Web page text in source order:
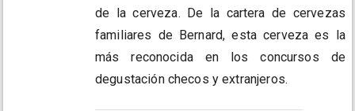
de la cerveza. De la cartera de cervezas
familiares de Bernard, esta cerveza es la
más reconocida en los concursos de
degustación checos y extranjeros.